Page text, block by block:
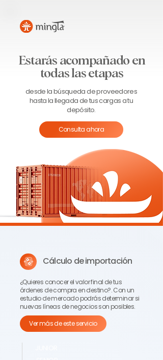
Estarás acompañado en
todas las etapas
desde la búsqueda de proveedores
hasta la llegada de tus cargas a tu
depósito.
Consulta ahora
Cálculo de importación
¿Quieres conocer el valor final de tus
órdenes de compra en destino?. Con un
estudio de mercado podrás determinar si
nuevas líneas de negocios son posibles.
Ver más de este servicio